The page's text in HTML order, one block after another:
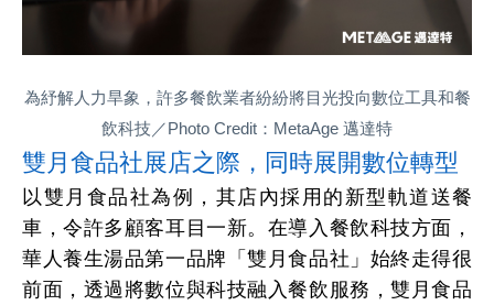
為紓解人力旱象，許多餐飲業者紛紛將目光投向數位工具和餐
飲科技／Photo Credit：MetaAge 邁達特
雙月食品社展店之際，同時展開數位轉型
以雙月食品社為例，其店內採用的新型軌道送餐
車，令許多顧客耳目一新。在導入餐飲科技方面，
華人養生湯品第一品牌「雙月食品社」始終走得很
前面，透過將數位與科技融入餐飲服務，雙月食品